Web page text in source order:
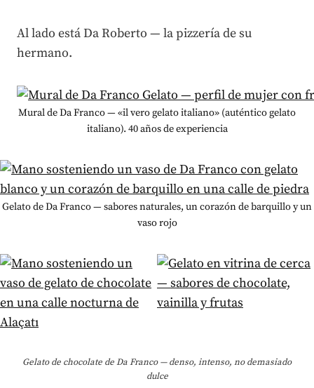
Al lado está Da Roberto — la pizzería de su
hermano.
Mural de Da Franco — «il vero gelato italiano» (auténtico gelato
italiano). 40 años de experiencia
Gelato de Da Franco — sabores naturales, un corazón de barquillo y un
vaso rojo
Gelato de chocolate de Da Franco — denso, intenso, no demasiado
dulce